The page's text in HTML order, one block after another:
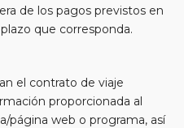
de los pagos previstos en
que corresponda.
el contrato de viaje
proporcionada al
página web o programa, así